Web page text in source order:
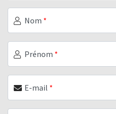
Nom *
Prénom *
E-mail *